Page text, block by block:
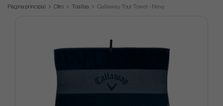
Página principal Otro Toallas Callaway Tour Towel - Navy